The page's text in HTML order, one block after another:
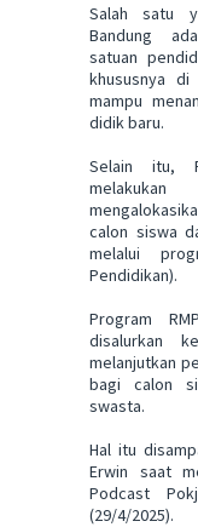
Salah satu
Bandung
satuan
khususnya
mampu
didik baru.
Selain itu,
calon siswa
melalui
Pendidikan).
Program
disalurkan
melanjutkan
bagi calon
swasta.
Hal itu
Erwin saat
Podcast
(29/4/2025).